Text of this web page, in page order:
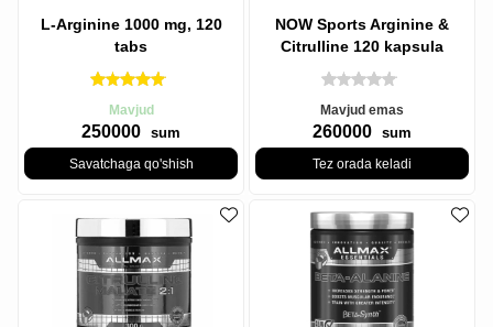
L-Arginine 1000 mg, 120
tabs
Mavjud
250000 sum
Savatchaga qo'shish
NOW Sports Arginine &
Citrulline 120 kapsula
Mavjud emas
260000 sum
Tez orada keladi